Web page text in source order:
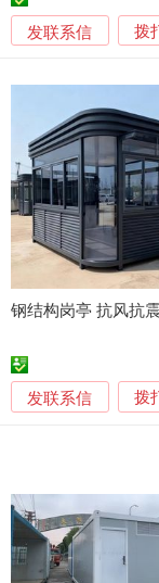
发联系信 拨
发联系信 拨